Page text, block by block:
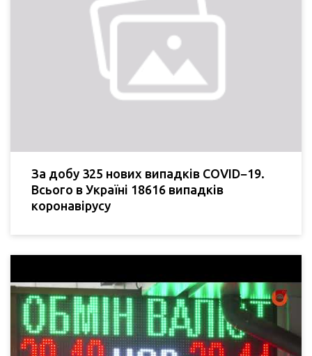
За добу 325 нових випадків COVID−19.
Всього в Україні 18616 випадків
коронавірусу